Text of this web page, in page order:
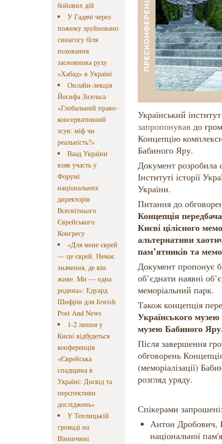
бойових дій
У Гадячі через
пожежу зруйновано
синагогу біля
поховання
засновника руху
«Хабад» в Україні
Онлайн-лекція
Йосифа Зісельса
«Глобальний право-
консервативний
зсув: міф чи
реальність?»
Ваад України
взяв участь у
Форумі
національних
директорів
Всесвітнього
Єврейського
Конгресу
«Для мене єврей
— це єврей. Немає
значення, де він
живе. Ми — одна
родина»: Едуард
Шифрін для Jewish
Post And News
1-2 липня у
Києві відбудеться
конференція
«Єврейська
спадщина в
Україні: Досвід та
перспективи
досліджень»
У Теплицькій
громаді на
Вінничині
Український
запропонував до
Концепцію
Бабиного Яру.
Документ розробила
Інституті історії
України.
Питання до
Концепція
Києві цілісного
альтернативи
пам’ятників та
Документ пропонує
об’єднати наявні
меморіальний парк.
Також концепція
Українського
музею Бабиного
Після завершення
обговорень
(меморіалізації)
розгляд уряду.
Спікерами
Антон Дробович,
національної